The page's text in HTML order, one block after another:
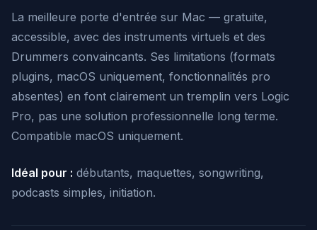
La meilleure porte d'entrée sur Mac — gratuite,
accessible, avec des instruments virtuels et des
Drummers convaincants. Ses limitations (formats
plugins, macOS uniquement, fonctionnalités pro
absentes) en font clairement un tremplin vers Logic
Pro, pas une solution professionnelle long terme.
Compatible macOS uniquement.
Idéal pour : débutants, maquettes, songwriting,
podcasts simples, initiation.